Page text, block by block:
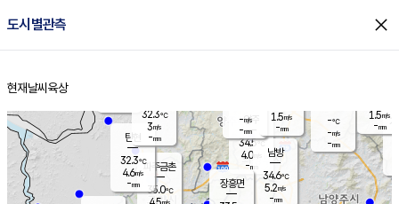
도시별관측 close
홈
현재날씨 육상
양주
34.5℃
4.0
-mm
파주금촌
35.0℃
m/s
-℃
-m/s
-mm
탄현
32.3℃
4.6m/s
-mm
1.5m/s
-mm
남방
34.6℃
5.2m/s
-mm
장흥면
-m/s
-mm
32.3℃
3m/s
-mm
1.5m/s
-mm